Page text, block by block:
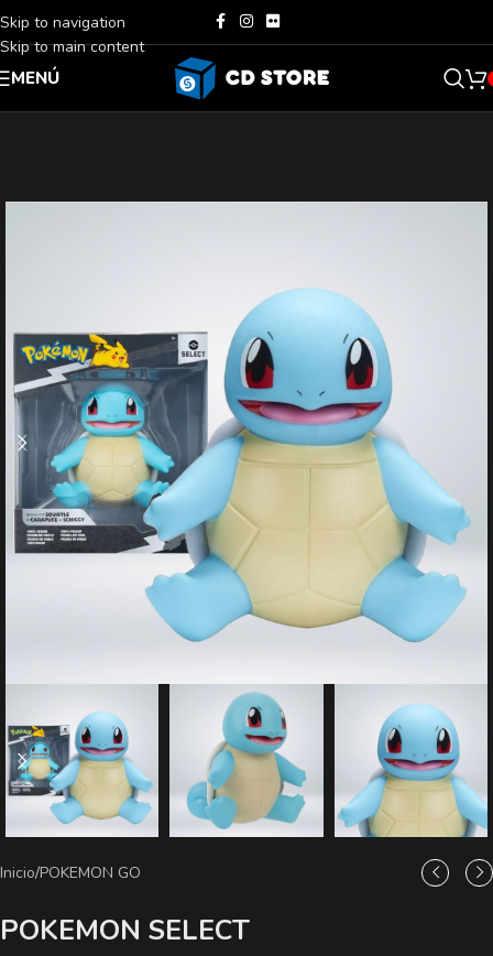
Skip to navigation
Skip to main content
MENÚ
Inicio/POKEMON GO
POKEMON SELECT